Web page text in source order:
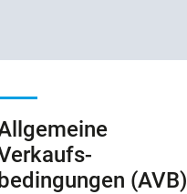
bedingungen (AVB)